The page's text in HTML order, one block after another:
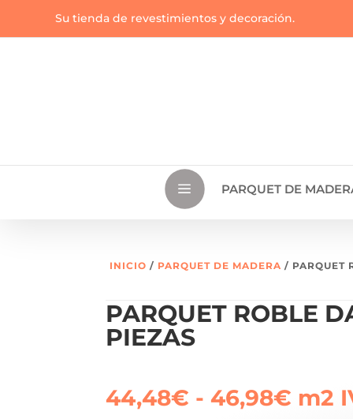
Su tienda de revestimientos y decoración.
a PARQUET DE
INICIO / PARQUET DE MADERA / PARQUET
PARQUET ROBLE
PIEZAS
44,48€ - 46,98€ m2